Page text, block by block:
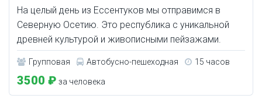
На целый день из Ессентуков мы отправимся в
Северную Осетию. Это республика с уникальной
древней культурой и живописными пейзажами.
Групповая Автобусно-пешеходная 15 часов
3500 ₽ за человека